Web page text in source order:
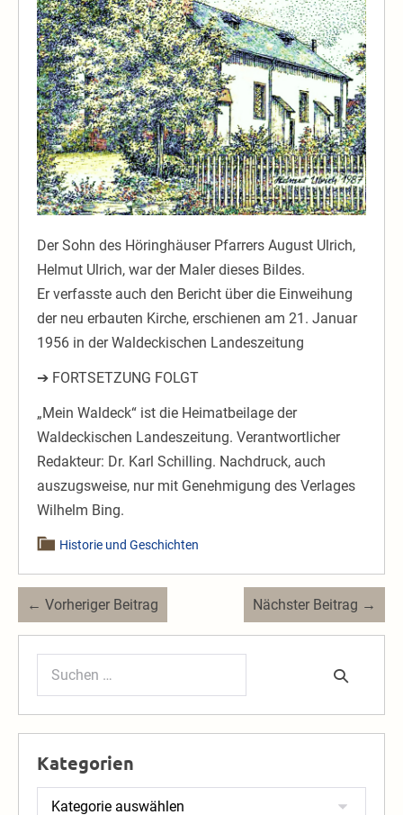
Der Sohn des Höringhäuser Pfarrers August Ulrich,
Helmut Ulrich, war der Maler dieses Bildes.
Er verfasste auch den Bericht über die Einweihung
der neu erbauten Kirche, erschienen am 21. Januar
1956 in der Waldeckischen Landeszeitung
➔ FORTSETZUNG FOLGT
„Mein Waldeck“ ist die Heimatbeilage der
Waldeckischen Landeszeitung. Verantwortlicher
Redakteur: Dr. Karl Schilling. Nachdruck, auch
auszugsweise, nur mit Genehmigung des Verlages
Wilhelm Bing.
Historie und Geschichten
Beitragsnavigation
← Vorheriger Beitrag Nächster Beitrag →
Suchen
Kategorien
Kategorien